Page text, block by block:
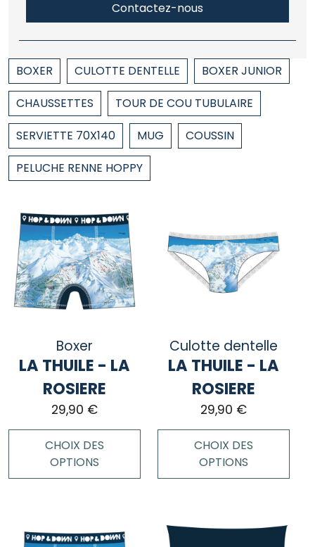
Contactez-nous
BOXER CULOTTE DENTELLE
BOXER JUNIOR
CHAUSSETTES
TOUR DE COU TUBULAIRE
SERVIETTE 70X140
MUG
COUSSIN
PELUCHE RENNE HOPPY
Boxer
LA THUILE - LA
ROSIERE
29,90 €
CHOIX DES
OPTIONS
Culotte dentelle
LA THUILE - LA
ROSIERE
29,90 €
CHOIX DES
OPTIONS